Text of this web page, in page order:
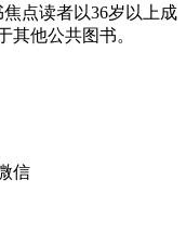
点读者以36岁以上成
其他公共图书。
信